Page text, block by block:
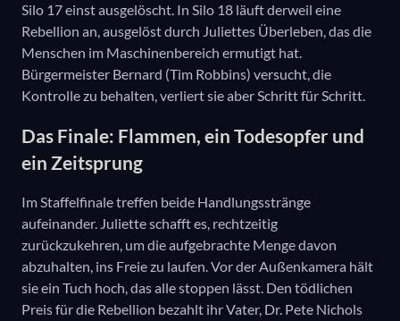
Silo 17 einst ausgelöscht. In Silo 18 läuft derweil eine
Rebellion an, ausgelöst durch Juliettes Überleben, das die
Menschen im Maschinenbereich ermutigt hat.
Bürgermeister Bernard (Tim Robbins) versucht, die
Kontrolle zu behalten, verliert sie aber Schritt für Schritt.
Das Finale: Flammen, ein Todesopfer und
ein Zeitsprung
Im Staffelfinale treffen beide Handlungsstränge
aufeinander. Juliette schafft es, rechtzeitig
zurückzukehren, um die aufgebrachte Menge davon
abzuhalten, ins Freie zu laufen. Vor der Außenkamera hält
sie ein Tuch hoch, das alle stoppen lässt. Den tödlichen
Preis für die Rebellion bezahlt ihr Vater, Dr. Pete Nichols